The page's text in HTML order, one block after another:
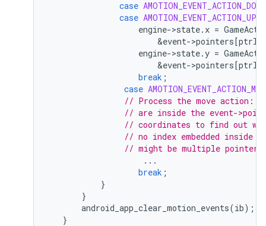
case AMOTION_EVENT_ACTION_DOWN
case AMOTION_EVENT_ACTION_UP
engine->state. x =
&event->pointers[
engine->state.y =
&event->pointers[
break ;
case
// Process the move action:
// are inside the event-
// coordinates to find out
// no index embedded inside
// might be multiple pointers
...
break ;
}
}
android_app_clear_motion_events(ib);
}